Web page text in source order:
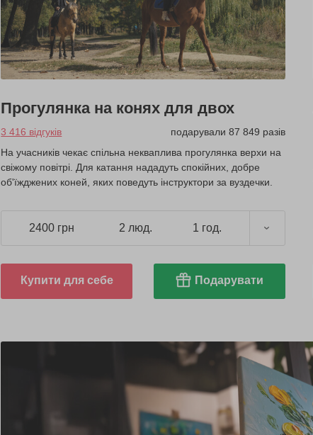
Прогулянка на конях для двох
3 416 відгуків
подарували 87 849 разів
На учасників чекає спільна некваплива прогулянка верхи на
свіжому повітрі. Для катання нададуть спокійних, добре
об'їжджених коней, яких поведуть інструктори за вуздечки.
2400 грн 2 люд. 1 год.
Купити для себе Подарувати